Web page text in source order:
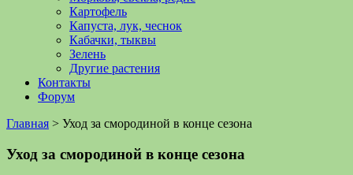
Картофель
Капуста, лук, чеснок
Кабачки, тыквы
Зелень
Другие растения
Контакты
Форум
Главная > Уход за смородиной в конце сезона
Уход за смородиной в конце сезона